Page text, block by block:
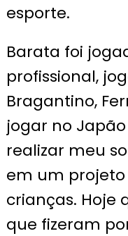
esporte.
Barata foi
profissional,
Bragantino,
jogar no Japão
realizar meu
em um
crianças. Hoje
que fizeram